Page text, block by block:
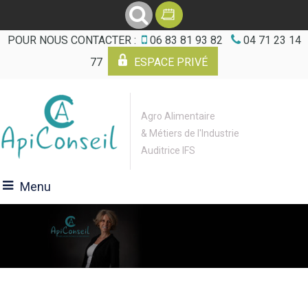
POUR NOUS CONTACTER : 06 83 81 93 82
04 71 23 14
77
ESPACE PRIVÉ
Agro Alimentaire
& Métiers de l'Industrie
Auditrice IFS
Menu